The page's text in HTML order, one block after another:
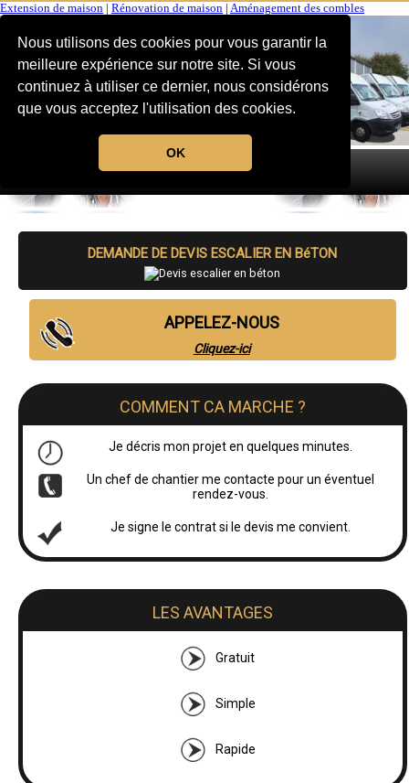
Nous utilisons des cookies pour vous garantir la
meilleure expérience sur notre site. Si vous
continuez à utiliser ce dernier, nous considérons
que vous acceptez l'utilisation des cookies.
OK
Extension de maison Rénovation de maison Aménagement des combles
MENU
DEMANDE DE DEVIS ESCALIER EN BéTON
APPELEZ-NOUS
Cliquez-ici
COMMENT CA MARCHE ?
Je décris mon projet en quelques minutes.
Un chef de chantier me contacte pour un éventuel
rendez-vous.
Je signe le contrat si le devis me convient.
LES AVANTAGES
Gratuit
Simple
Rapide